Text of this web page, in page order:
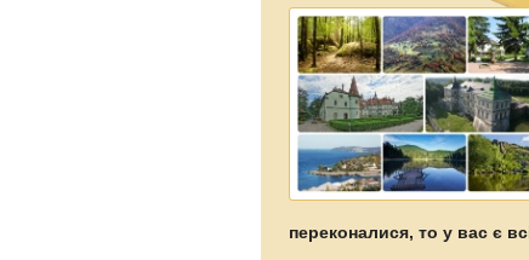
переконалися, то у вас є